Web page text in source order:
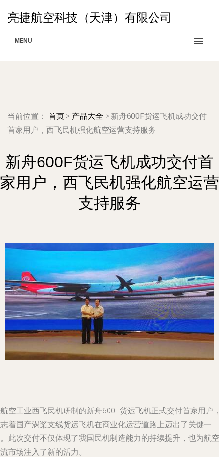
亮捷航空科技（天津）有限公司
MENU
当前位置： 首页 > 产品大全 > 新舟600F货运飞机成功交付
首家用户，西飞民机强化航空运营支持服务
新舟600F货运飞机成功交付首
家用户，西飞民机强化航空运营
支持服务
空工业西飞民机研制的新舟600F货运飞机正式交付首家用户
着国产涡桨支线货运飞机在商业化运营道路上迈出了关键一
此次交付不仅体现了我国民机制造能力的持续提升，也为航空
市场注入了新的活力。